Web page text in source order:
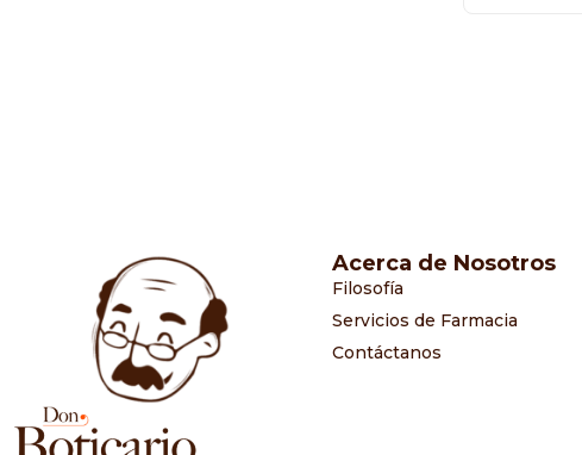
Acerca de Nosotros
Filosofía
Servicios de Farmacia
Contáctanos